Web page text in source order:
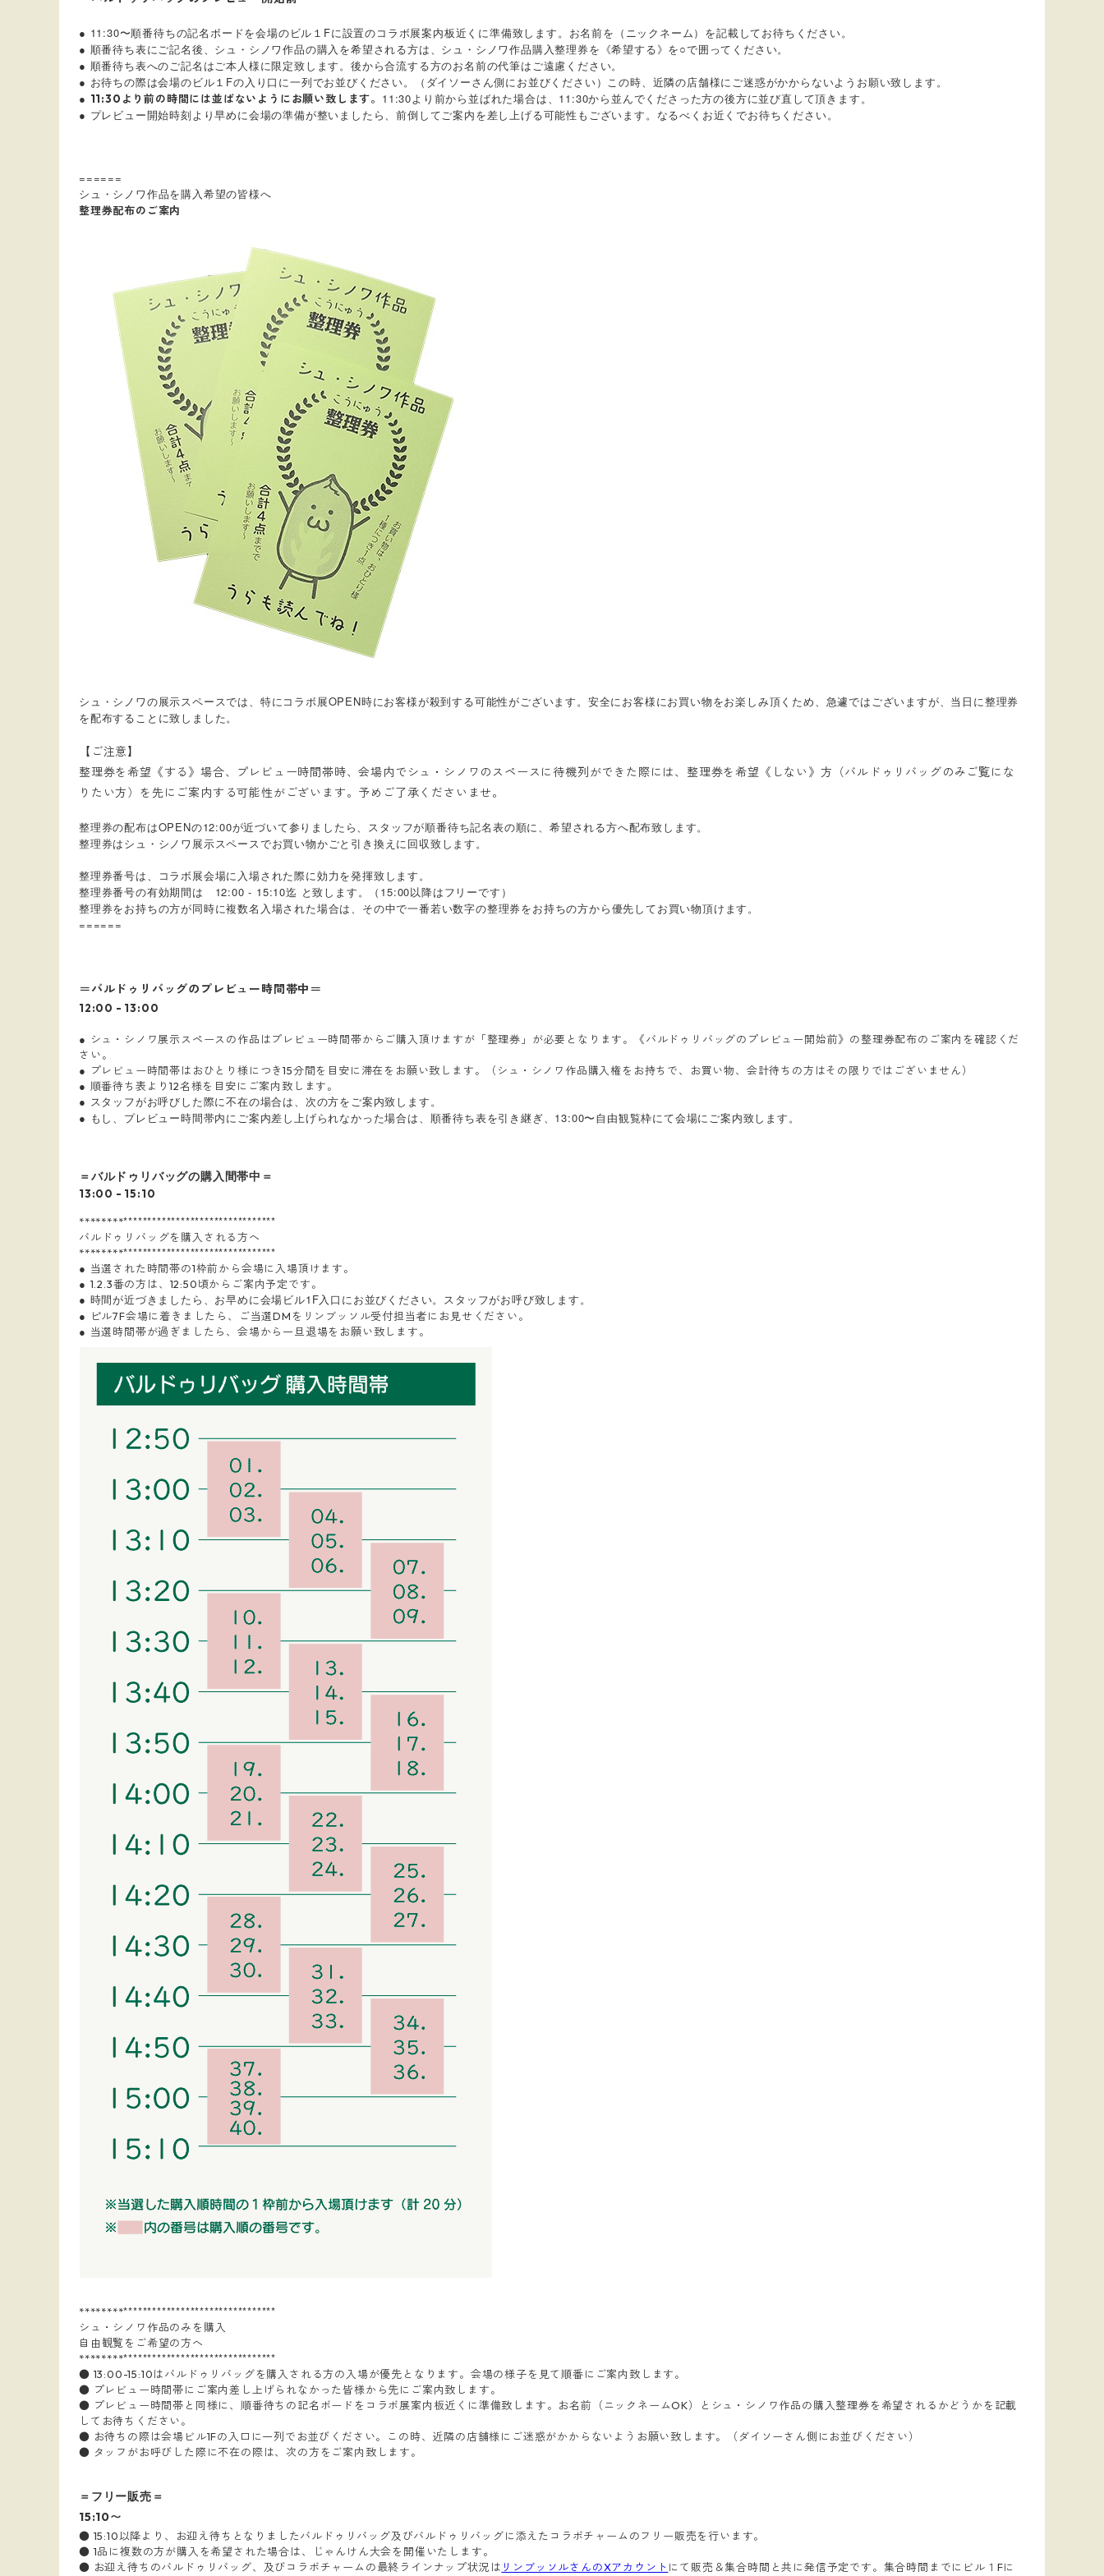
● 11:30〜順番待ちの記名ボードを会場のビル１Fに設置のコラボ展案内板近くに準備致します。お名前を（ニックネーム）を記載してお待ちください。
● 順番待ち表にご記名後、シュ・シノワ作品の購入を希望される方は、シュ・シノワ作品購入整理券を《希望する》を○で囲ってください。
● 順番待ち表へのご記名はご本人様に限定致します。後から合流する方のお名前の代筆はご遠慮ください。
● お待ちの際は会場のビル１Fの入り口に一列でお並びください。（ダイソーさん側にお並びください）この時、近隣の店舗様にご迷惑がかからないようお願い致します。
● 11:30より前の時間には並ばないようにお願い致します。 11:30より前から並ばれた場合は、11:30から並んでくださった方の後方に並び直して頂きます。
● プレビュー開始時刻より早めに会場の準備が整いましたら、前倒してご案内を差し上げる可能性もございます。なるべくお近くでお待ちください。
======
シュ・シノワ作品を購入希望の皆様へ
整理券配布のご案内
シュ・シノワの展示スペースでは、特にコラボ展OPEN時にお客様が殺到する可能性がございます。安全にお客様にお買い物をお楽しみ頂くため、急遽ではございますが、当日に整理券
を配布することに致しました。
【ご注意】
整理券を希望《する》場合、プレビュー時間帯時、会場内でシュ・シノワのスペースに待機列ができた際には、整理券を希望《しない》方（バルドゥリバッグのみご覧にな
りたい方）を先にご案内する可能性がございます。予めご了承くださいませ。
整理券の配布はOPENの12:00が近づいて参りましたら、スタッフが順番待ち記名表の順に、希望される方へ配布致します。
整理券はシュ・シノワ展示スペースでお買い物かごと引き換えに回収致します。
整理券番号は、コラボ展会場に入場された際に効力を発揮致します。
整理券番号の有効期間は 12:00 - 15:10迄 と致します。（15:00以降はフリーです）
整理券をお持ちの方が同時に複数名入場された場合は、その中で一番若い数字の整理券をお持ちの方から優先してお買い物頂けます。
======
＝バルドゥリバッグのプレビュー時間帯中＝
12:00 - 13:00
● シュ・シノワ展示スペースの作品はプレビュー時間帯からご購入頂けますが「整理券」が必要となります。《バルドゥリバッグのプレビュー開始前》の整理券配布のご案内を確認くだ
さい。
● プレビュー時間帯はおひとり様につき15分間を目安に滞在をお願い致します。（シュ・シノワ作品購入権をお持ちで、お買い物、会計待ちの方はその限りではございません）
● 順番待ち表より12名様を目安にご案内致します。
● スタッフがお呼びした際に不在の場合は、次の方をご案内致します。
● もし、プレビュー時間帯内にご案内差し上げられなかった場合は、順番待ち表を引き継ぎ、13:00〜自由観覧枠にて会場にご案内致します。
＝バルドゥリバッグの購入間帯中＝
13:00 - 15:10
****************************************
バルドゥリバッグを購入される方へ
****************************************
● 当選された時間帯の1枠前から会場に入場頂けます。
● 1.2.3番の方は、12:50頃からご案内予定です。
● 時間が近づきましたら、お早めに会場ビル1F入口にお並びください。スタッフがお呼び致します。
●
ピル7F会場に着きましたら、ご当選DMをリンブッソル受付担当者にお見せください。
● 当選時間帯が過ぎましたら、会場から一旦退場をお願い致します。
****************************************
シュ・シノワ作品のみを購入
自由観覧をご希望の方へ
****************************************
● 13:00-15:10はバルドゥリバッグを購入される方の入場が優先となります。会場の様子を見て順番にご案内致します。
● プレビュー時間帯にご案内差し上げられなかった皆様から先にご案内致します。
● プレビュー時間帯と同様に、順番待ちの記名ボードをコラボ展案内板近くに準備致します。お名前（ニックネームOK）とシュ・シノワ作品の購入整理券を希望されるかどうかを記載
してお待ちください。
● お待ちの際は会場ビル1Fの入口に一列でお並びください。この時、近隣の店舗様にご迷惑がかからないようお願い致します。（ダイソーさん側にお並びください）
● タッフがお呼びした際に不在の際は、次の方をご案内致します。
＝フリー販売＝
15:10〜
● 15:10以降より、お迎え待ちとなりましたバルドゥリバッグ及びバルドゥリバッグに添えたコラボチャームのフリー販売を行います。
● 1品に複数の方が購入を希望された場合は、じゃんけん大会を開催いたします。
● お迎え待ちのバルドゥリバッグ、及びコラボチャームの最終ラインナップ状況は リンブッソルさんのXアカウント にて販売＆集合時間と共に発信予定です。集合時間までにビル１Fに